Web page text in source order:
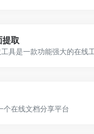
取
个在线文档分享平台